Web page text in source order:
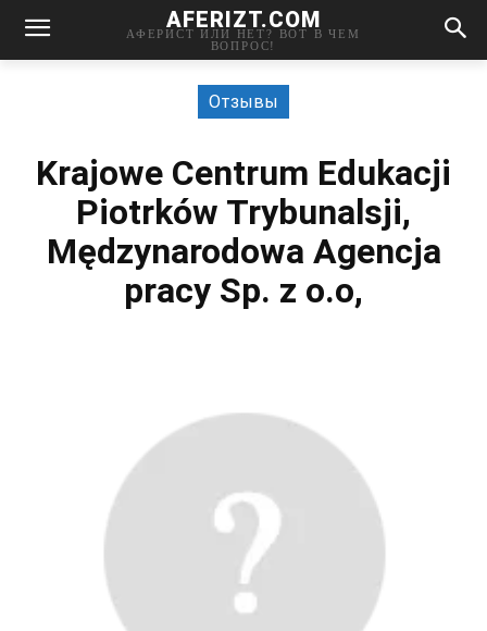
AFERIZT.COM
АФЕРИСТ ИЛИ НЕТ? ВОТ В ЧЕМ
ВОПРОС!
Отзывы
Krajowe Centrum Edukacji
Piotrków Trybunalsji,
Mędzynarodowa Agencja
pracy Sp. z o.o,